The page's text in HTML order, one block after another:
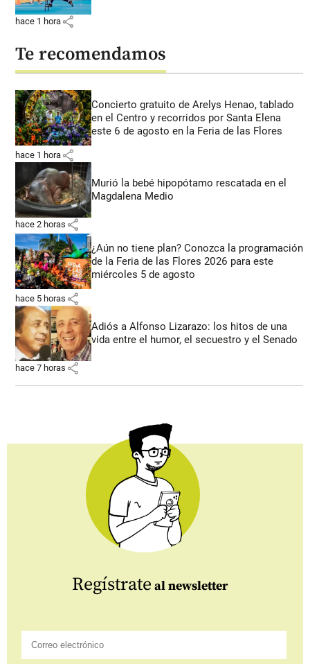
hace 1 hora share
Te recomendamos
Concierto gratuito de Arelys Henao, tablado
en el Centro y recorridos por Santa Elena
este 6 de agosto en la Feria de las Flores
hace 1 hora share
Murió la bebé hipopótamo rescatada en el
Magdalena Medio
hace 2 horas share
¿Aún no tiene plan? Conozca la programación
de la Feria de las Flores 2026 para este
miércoles 5 de agosto
hace 5 horas share
Adiós a Alfonso Lizarazo: los hitos de una
vida entre el humor, el secuestro y el Senado
hace 7 horas share
Regístrate al newsletter